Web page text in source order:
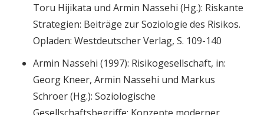
Toru Hijikata und Armin Nassehi (Hg.): Riskante
Strategien: Beiträge zur Soziologie des Risikos.
Opladen: Westdeutscher Verlag, S. 109-140
Armin Nassehi (1997): Risikogesellschaft, in:
Georg Kneer, Armin Nassehi und Markus
Schroer (Hg.): Soziologische